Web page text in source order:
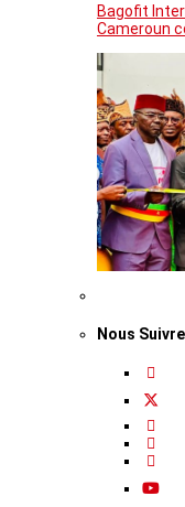
Bagofit
Cameroun
Nous Suivre